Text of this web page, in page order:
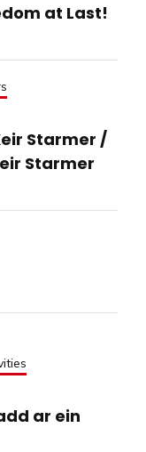
at Last!
Starmer /
Starmer
ar ein